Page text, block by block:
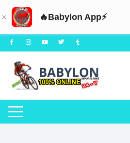
🔥Babylon App⚡
Saltar
al
contenido